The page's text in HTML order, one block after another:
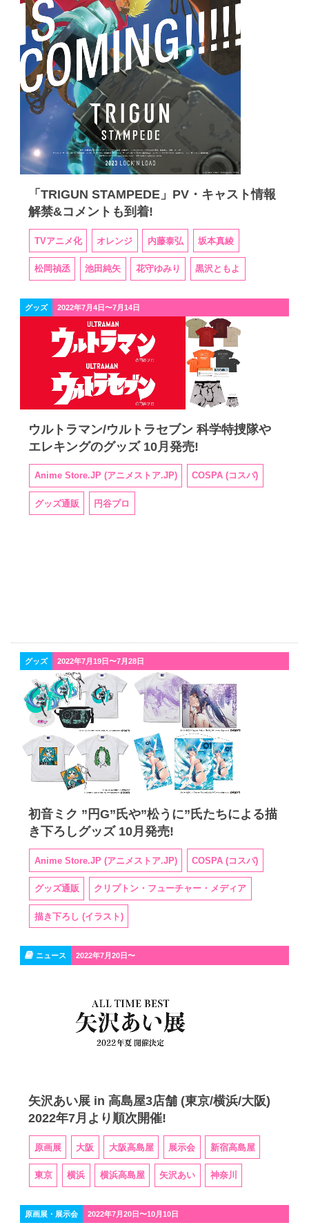
「TRIGUN STAMPEDE」PV・キャスト情報
解禁&コメントも到着!
TVアニメ化 オレンジ 内藤泰弘 坂本真綾
松岡禎丞 池田純矢 花守ゆみり 黒沢ともよ
グッズ 2022年7月4日〜7月14日
ウルトラマン/ウルトラセブン 科学特捜隊や
エレキングのグッズ 10月発売!
Anime Store.JP (アニメストア.JP) COSPA (コスパ)
グッズ通販 円谷プロ
グッズ 2022年7月19日〜7月28日
初音ミク ”円G”氏や”松うに”氏たちによる描
き下ろしグッズ 10月発売!
Anime Store.JP (アニメストア.JP) COSPA (コスパ)
グッズ通販 クリプトン・フューチャー・メディア
描き下ろし (イラスト)
ニュース 2022年7月20日〜
矢沢あい展 in 高島屋3店舗 (東京/横浜/大阪)
2022年7月より順次開催!
原画展 大阪 大阪高島屋 展示会 新宿高島屋
東京 横浜 横浜高島屋 矢沢あい 神奈川
原画展・展示会 2022年7月20日〜10月10日